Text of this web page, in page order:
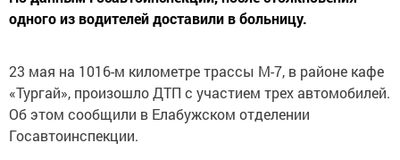
одного из водителей доставили в больницу.
23 мая на 1016-м километре трассы М-7, в районе кафе
«Тургай», произошло ДТП с участием трех автомобилей.
Об этом сообщили в Елабужском отделении
Госавтоинспекции.